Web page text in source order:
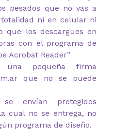
pesados que no vas a
ni en celular ni
que los descargues en
con el programa de
Acrobat Reader”
una pequeña firma
que no se puede
envían protegidos
cual no se entrega, no
programa de diseño.